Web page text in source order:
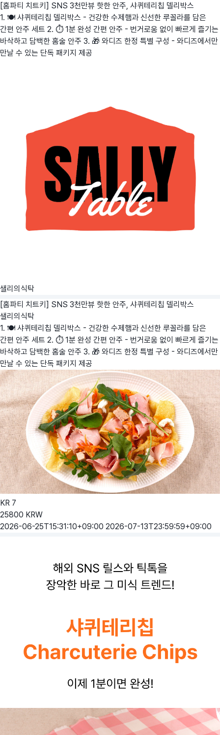
[홈파티 치트키] SNS 3천만뷰 핫한 안주, 샤퀴테리칩 델리박스
1. 🍽️ 샤퀴테리칩 델리박스 - 건강한 수제햄과 신선한 루꼴라를 담은
간편 안주 세트 2. ⏱️ 1분 완성 간편 안주 - 번거로움 없이 빠르게 즐기는
바삭하고 담백한 홈술 안주 3. 🎁 와디즈 한정 특별 구성 - 와디즈에서만
만날 수 있는 단독 패키지 제공
샐리의식탁
[홈파티 치트키] SNS 3천만뷰 핫한 안주, 샤퀴테리칩 델리박스
샐리의식탁
1. 🍽️ 샤퀴테리칩 델리박스 - 건강한 수제햄과 신선한 루꼴라를 담은
간편 안주 세트 2. ⏱️ 1분 완성 간편 안주 - 번거로움 없이 빠르게 즐기는
바삭하고 담백한 홈술 안주 3. 🎁 와디즈 한정 특별 구성 - 와디즈에서만
만날 수 있는 단독 패키지 제공
KR 7
25800 KRW
2026-06-25T15:31:10+09:00 2026-07-13T23:59:59+09:00